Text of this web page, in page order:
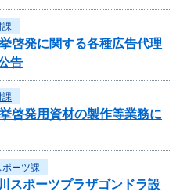
課
啓発に関する各種広告代理
告
課
啓発用資材の製作等業務に
ポーツ課
スポーツプラザゴンドラ設